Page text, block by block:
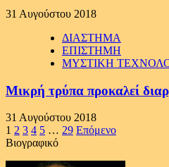
31 Αυγούστου 2018
ΔΙΑΣΤΗΜΑ
ΕΠΙΣΤΗΜΗ
ΜΥΣΤΙΚΗ
Μικρή τρύπα προκαλεί
31 Αυγούστου 2018
Σελιδοποίηση
άρθρων
1 2 3 4 5 … 29 Επόμενο
Βιογραφικό